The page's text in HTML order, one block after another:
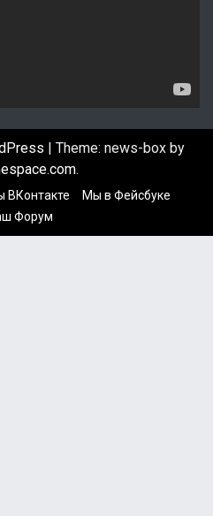
| Theme: news-box by
.
ВКонтакте
Мы в Фейсбуке
Форум